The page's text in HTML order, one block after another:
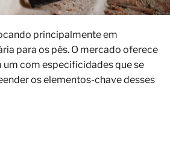
principalmente em
para os pés. O mercado oferece
com especificidades que se
os elementos-chave desses